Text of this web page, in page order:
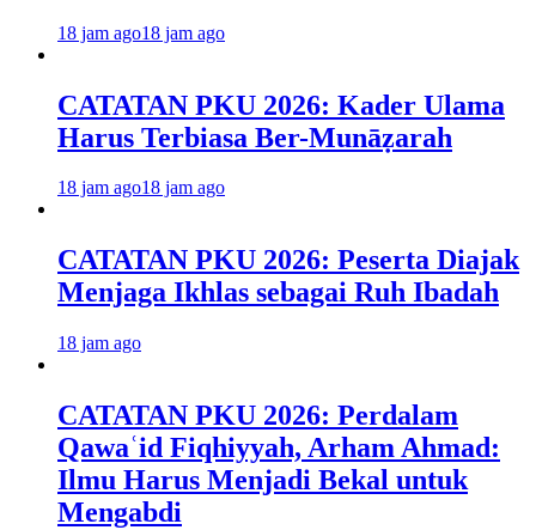
18 jam ago18 jam ago
CATATAN PKU 2026: Kader Ulama
Harus Terbiasa Ber-Munāẓarah
18 jam ago18 jam ago
CATATAN PKU 2026: Peserta Diajak
Menjaga Ikhlas sebagai Ruh Ibadah
18 jam ago
CATATAN PKU 2026: Perdalam
Qawaʿid Fiqhiyyah, Arham Ahmad:
Ilmu Harus Menjadi Bekal untuk
Mengabdi